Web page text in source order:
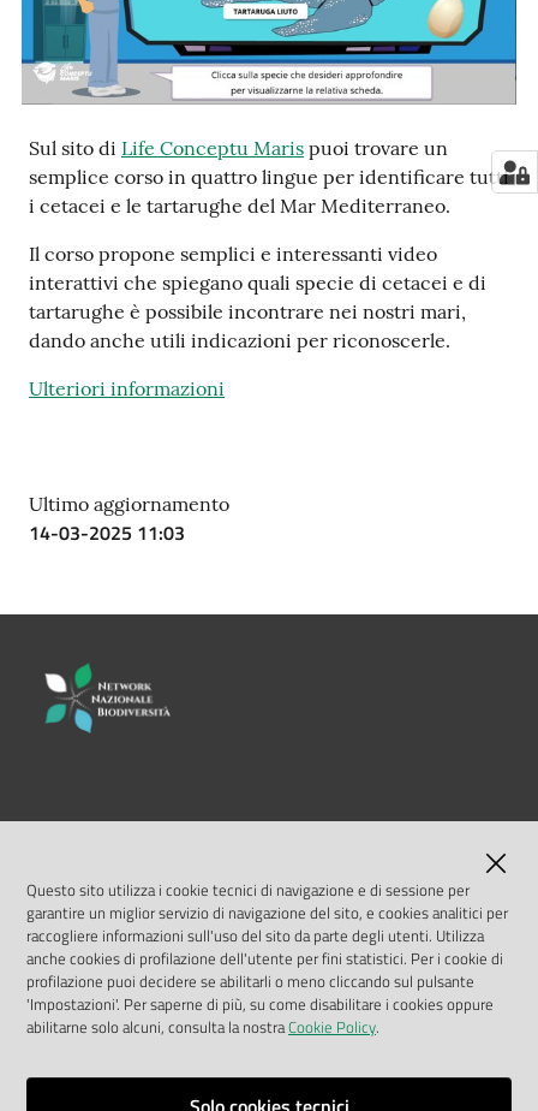
Eventi
notizie
Progetto
PNRR
Monitoraggio
SNB2030
Seguici
Sul sito di Life Conceptu Maris puoi trovare un
semplice corso in quattro lingue per identificare tutti
i cetacei e le tartarughe del Mar Mediterraneo.
Il corso propone semplici e interessanti video
interattivi che spiegano quali specie di cetacei e di
tartarughe è possibile incontrare nei nostri mari,
dando anche utili indicazioni per riconoscerle.
Ulteriori informazioni
Ultimo aggiornamento
14-03-2025 11:03
LINK UTILI
MASE
ISPRA
Geoportale Nazionale
Biocase
Questo sito utilizza i cookie tecnici di navigazione e di sessione per
garantire un miglior servizio di navigazione del sito, e cookies analitici per
raccogliere informazioni sull'uso del sito da parte degli utenti. Utilizza
anche cookies di profilazione dell'utente per fini statistici. Per i cookie di
profilazione puoi decidere se abilitarli o meno cliccando sul pulsante
'Impostazioni'. Per saperne di più, su come disabilitare i cookies oppure
abilitarne solo alcuni, consulta la nostraCookie Policy.